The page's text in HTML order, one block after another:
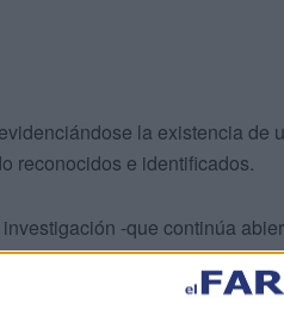
la existencia de
reconocidos e identificados.
-que continúa
esos contactos amén de
de la Brigada Provincial de